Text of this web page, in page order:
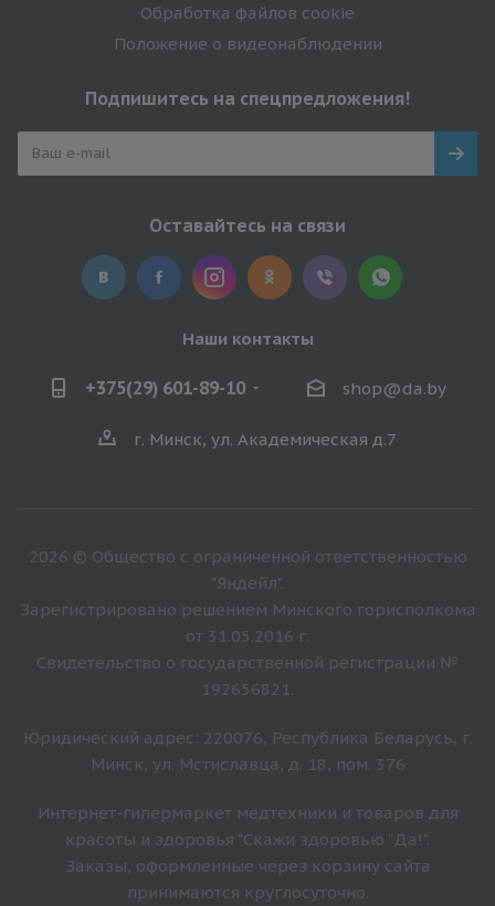
Обработка файлов cookie
Положение о видеонаблюдении
Подпишитесь на спецпредложения!
Оставайтесь на связи
Наши контакты
+375(29) 601-89-10 shop@da.by
г. Минск, ул. Академическая д.7
2026 © Общество с ограниченной ответственностью
"Яндейл".
Зарегистрировано решением Минского горисполкома
от 31.05.2016 г.
Свидетельство о государственной регистрации №
192656821.
Юридический адрес: 220076, Республика Беларусь, г.
Минск, ул. Мстиславца, д. 18, пом. 376
Интернет-гипермаркет медтехники и товаров для
красоты и здоровья "Скажи здоровью "Да!".
Заказы, оформленные через корзину сайта
принимаются круглосуточно.